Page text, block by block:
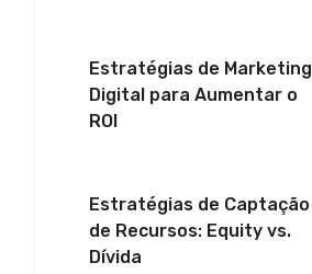
Estratégias de Marketing
Digital para Aumentar o
ROI
Estratégias de Captação
de Recursos: Equity vs.
Dívida